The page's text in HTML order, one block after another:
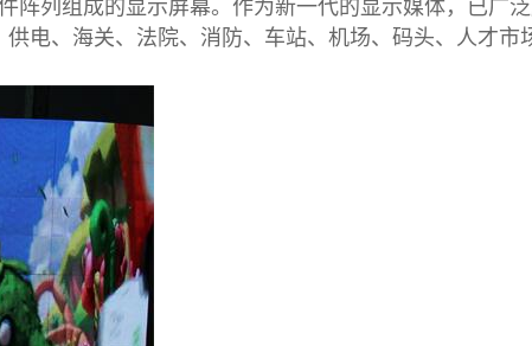
阵列组成的显示屏幕。作为新一代的显示媒体，已广
电、海关、法院、消防、车站、机场、码头、人才市